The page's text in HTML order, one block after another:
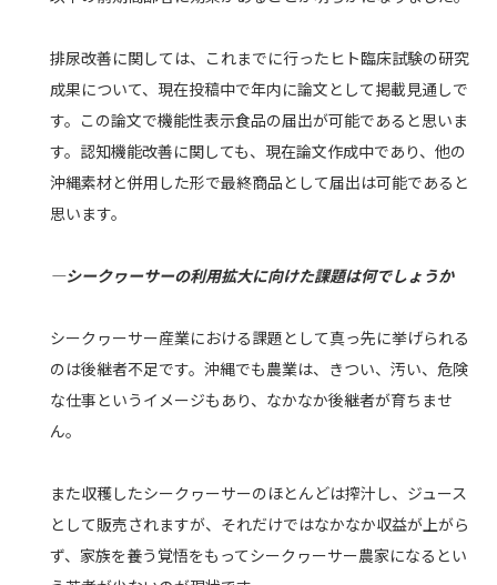
排尿改善に関しては、これまでに行ったヒト臨床試験の研究
成果について、現在投稿中で年内に論文として掲載見通しで
す。この論文で機能性表示食品の届出が可能であると思いま
す。認知機能改善に関しても、現在論文作成中であり、他の
沖縄素材と併用した形で最終商品として届出は可能であると
思います。
―シークヮーサーの利用拡大に向けた課題は何でしょうか
シークヮーサー産業における課題として真っ先に挙げられる
のは後継者不足です。沖縄でも農業は、きつい、汚い、危険
な仕事というイメージもあり、なかなか後継者が育ちませ
ん。
また収穫したシークヮーサーのほとんどは搾汁し、ジュース
として販売されますが、それだけではなかなか収益が上がら
ず、家族を養う覚悟をもってシークヮーサー農家になるとい